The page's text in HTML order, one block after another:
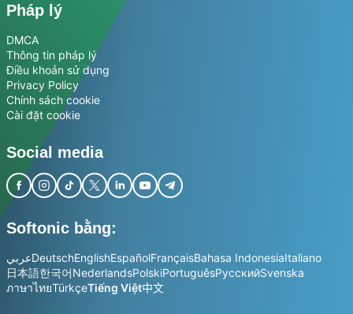
Pháp lý
DMCA
Thông tin pháp lý
Điều khoản sử dụng
Privacy Policy
Chính sách cookie
Cài đặt cookie
Social media
Softonic bằng:
عربيDeutschEnglishEspañolFrançaisBahasa IndonesiaItaliano
日本語한국어NederlandsPolskiPortuguêsРусскийSvenska
ภาษาไทยTürkçeTiếng Việt中文